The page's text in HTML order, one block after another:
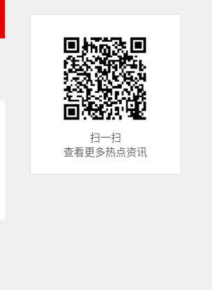
扫一扫
查看更多热点资讯